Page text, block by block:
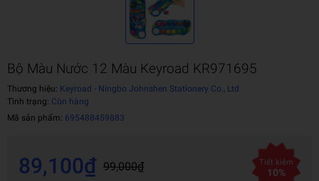
Bộ Màu Nước 12 Màu Keyroad KR971695
Thương hiệu: Keyroad - Ningbo Johnshen Stationery Co., Ltd
Tình trạng: Còn hàng
Mã sản phẩm: 695488459883
89,100₫ 99,000₫ Tiết kiệm
10%